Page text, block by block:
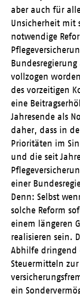
aber auch für
Unsicherheit mit
notwendige
vollzogen
des vorzeitigen
eine
Jahresende als
daher, dass in
Prioritäten im
und die seit
einer
Denn: Selbst
solche Reform
einem längeren
realisieren sein.
Abhilfe dringend
Steuermitteln
ein